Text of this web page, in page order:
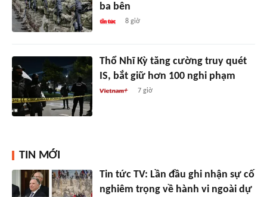
ba bên
8 giờ
Thổ Nhĩ Kỳ tăng cường truy quét
IS, bắt giữ hơn 100 nghi phạm
7 giờ
TIN MỚI
Tin tức TV: Lần đầu ghi nhận sự cố
nghiêm trọng về hành vi ngoài dự